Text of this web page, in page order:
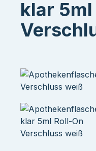
klar 5ml